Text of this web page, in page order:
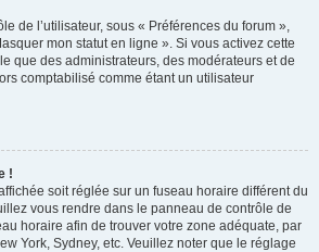
de l’utilisateur, sous « Préférences du forum »,
mon statut en ligne ». Si vous activez cette
que des administrateurs, des modérateurs et de
comptabilisé comme étant un utilisateur
!
soit réglée sur un fuseau horaire différent du
vous rendre dans le panneau de contrôle de
horaire afin de trouver votre zone adéquate, par
York, Sydney, etc. Veuillez noter que le réglage